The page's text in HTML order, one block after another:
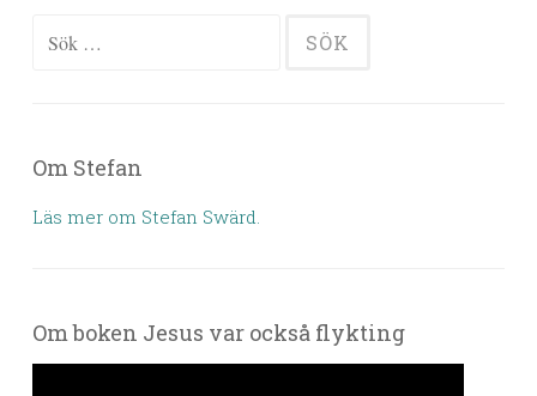
Sök efter:
Om Stefan
Läs mer om Stefan Swärd.
Om boken Jesus var också flykting